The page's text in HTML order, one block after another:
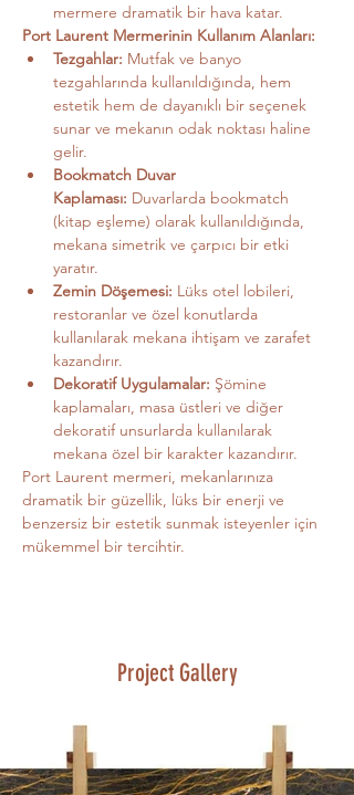
mermere dramatik bir hava katar.
Port Laurent Mermerinin Kullanım Alanları:
Tezgahlar: Mutfak ve banyo
tezgahlarında kullanıldığında, hem
estetik hem de dayanıklı bir seçenek
sunar ve mekanın odak noktası haline
gelir.
Bookmatch Duvar
Kaplaması: Duvarlarda bookmatch
(kitap eşleme) olarak kullanıldığında,
mekana simetrik ve çarpıcı bir etki
yaratır.
Zemin Döşemesi: Lüks otel lobileri,
restoranlar ve özel konutlarda
kullanılarak mekana ihtişam ve zarafet
kazandırır.
Dekoratif Uygulamalar: Şömine
kaplamaları, masa üstleri ve diğer
dekoratif unsurlarda kullanılarak
mekana özel bir karakter kazandırır.
Port Laurent mermeri, mekanlarınıza
dramatik bir güzellik, lüks bir enerji ve
benzersiz bir estetik sunmak isteyenler için
mükemmel bir tercihtir.
Project Gallery